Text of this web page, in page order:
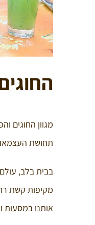
מגוון החוגים
תחושת
בבית בלב,
מקיפות קשת
אותנו במסעות